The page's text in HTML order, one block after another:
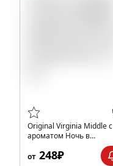
Original Virginia Middle с
ароматом Ночь в
от 248₽